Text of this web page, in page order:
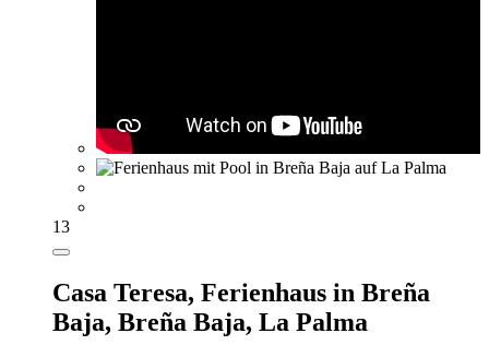
13
Casa Teresa, Ferienhaus in Breña
Baja, Breña Baja, La Palma